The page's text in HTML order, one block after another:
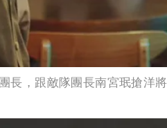
長，跟敵隊團長南宮珉搶洋